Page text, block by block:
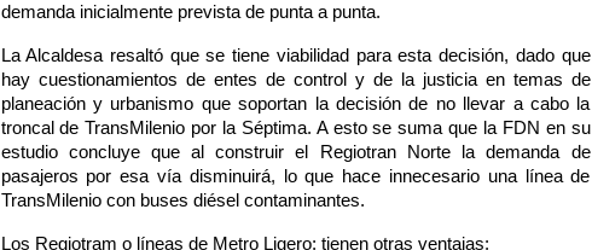
demanda inicialmente prevista de punta a punta.
LaAlcaldesaresaltó que se tiene viabilidad para esta decisión, dado que
hay cuestionamientos de entes de control y de la justicia en temas de
planeación y urbanismo que soportan la decisión de no llevar a cabo la
troncal de TransMilenio por la Séptima. A esto se suma que la FDN en su
estudio concluye que al construir el Regiotran Norte la demanda de
pasajeros por esa vía disminuirá, lo que hace innecesario una línea de
TransMilenio con buses diésel contaminantes.
Los Regiotram o líneas de Metro Ligero; tienen otras ventajas: